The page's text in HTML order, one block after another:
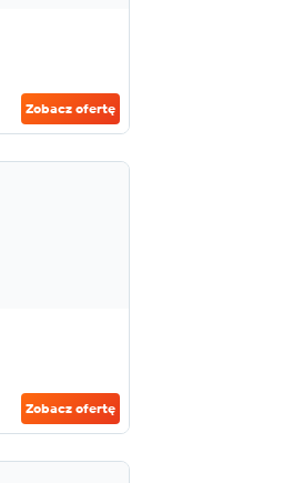
Zobacz ofertę
Zobacz ofertę